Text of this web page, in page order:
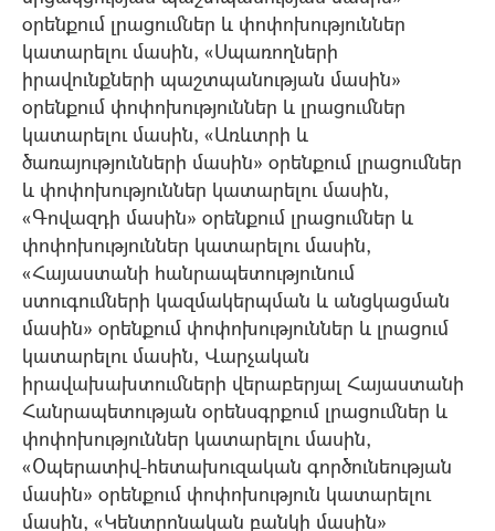
օրենքում լրացումներ և փոփոխություններ
կատարելու մասին, «Սպառողների
իրավունքների պաշտպանության մասին»
օրենքում փոփոխություններ և լրացումներ
կատարելու մասին, «Առևտրի և
ծառայությունների մասին» օրենքում լրացումներ
և փոփոխություններ կատարելու մասին,
«Գովազդի մասին» օրենքում լրացումներ և
փոփոխություններ կատարելու մասին,
«Հայաստանի հանրապետությունում
ստուգումների կազմակերպման և անցկացման
մասին» օրենքում փոփոխություններ և լրացում
կատարելու մասին, Վարչական
իրավախախտումների վերաբերյալ Հայաստանի
Հանրապետության օրենսգրքում լրացումներ և
փոփոխություններ կատարելու մասին,
«Օպերատիվ-հետախուզական գործունեության
մասին» օրենքում փոփոխություն կատարելու
մասին, «Կենտրոնական բանկի մասին»